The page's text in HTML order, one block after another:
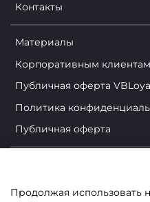
Контакты
Материалы
Корпоративным клиентам
Публичная оферта
Политика
Публичная оферта
Корзина
Продолжая использовать